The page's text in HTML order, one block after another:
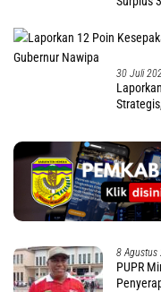
30 Juli
8 Agustus
PUPR